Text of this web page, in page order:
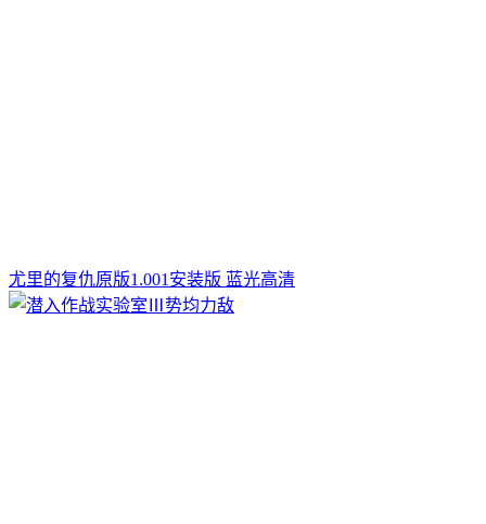
尤里的复仇原版1.001安装版 蓝光高清